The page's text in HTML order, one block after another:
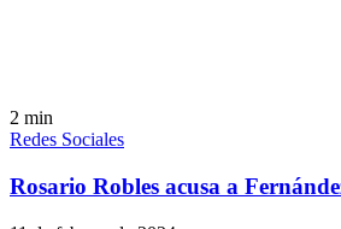
2 min
Redes Sociales
Rosario Robles acusa a